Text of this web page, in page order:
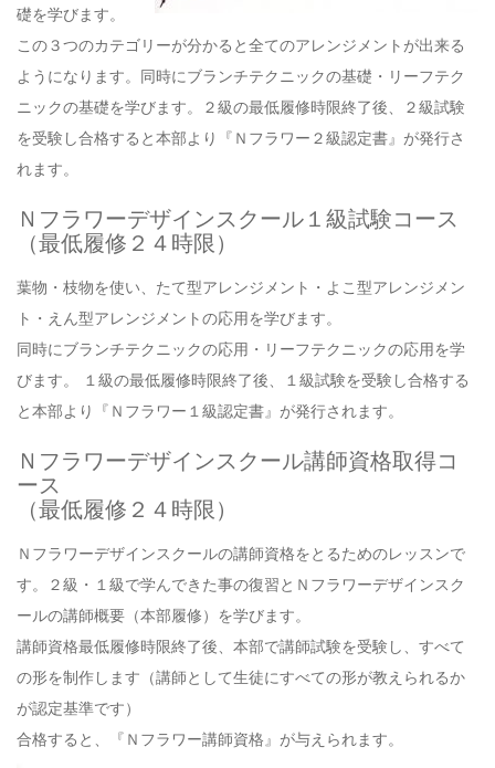
礎を学びます。
この３つのカテゴリーが分かると全てのアレンジメントが出来る
ようになります。同時にブランチテクニックの基礎・リーフテク
ニックの基礎を学びます。２級の最低履修時限終了後、２級試験
を受験し合格すると本部より『Ｎフラワー２級認定書』が発行さ
れます。
Ｎフラワーデザインスクール１級試験コース
（最低履修２４時限）
葉物・枝物を使い、たて型アレンジメント・よこ型アレンジメン
ト・えん型アレンジメントの応用を学びます。
同時にブランチテクニックの応用・リーフテクニックの応用を学
びます。 １級の最低履修時限終了後、１級試験を受験し合格する
と本部より『Ｎフラワー１級認定書』が発行されます。
Ｎフラワーデザインスクール講師資格取得コ
ース
（最低履修２４時限）
Ｎフラワーデザインスクールの講師資格をとるためのレッスンで
す。２級・１級で学んできた事の復習とＮフラワーデザインスク
ールの講師概要（本部履修）を学びます。
講師資格最低履修時限終了後、本部で講師試験を受験し、すべて
の形を制作します（講師として生徒にすべての形が教えられるか
が認定基準です）
合格すると、『Ｎフラワー講師資格』が与えられます。